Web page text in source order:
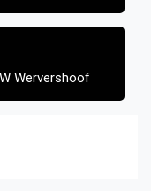
Wervershoof